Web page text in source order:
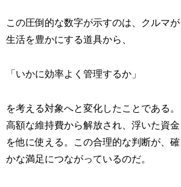
この圧倒的な数字が示すのは、クルマが
生活を豊かにする道具から、
「いかに効率よく管理するか」
を考える対象へと変化したことである。
高額な維持費から解放され、浮いた資金
を他に使える。この合理的な判断が、確
かな満足につながっているのだ。